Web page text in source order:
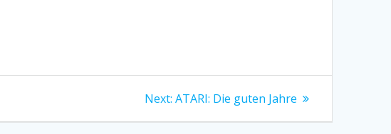
Next: Next
ATARI: Die guten Jahre